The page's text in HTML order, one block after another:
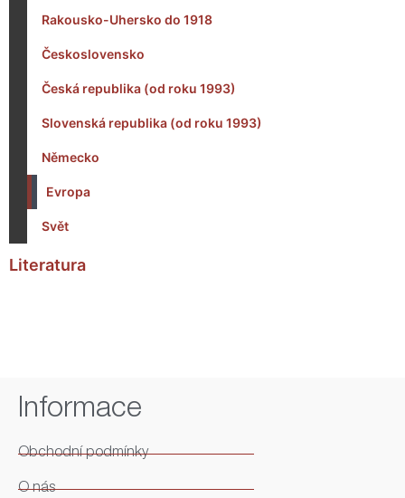
Rakousko-Uhersko do 1918
Československo
Česká republika (od roku 1993)
Slovenská republika (od roku 1993)
Německo
Evropa
Svět
Literatura
Informace
Obchodní podmínky
O nás